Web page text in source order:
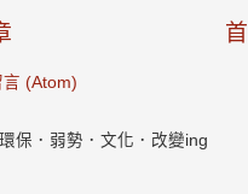
言 (Atom)
保．弱勢．文化．改變ing